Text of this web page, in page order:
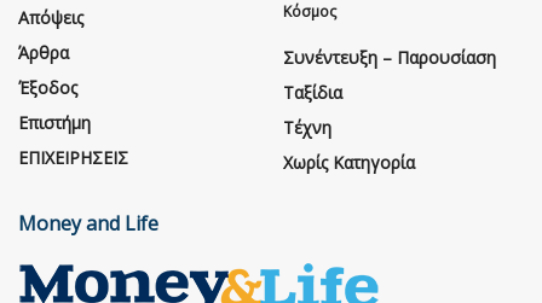
Απόψεις
Άρθρα
Έξοδος
Επιστήμη
ΕΠΙΧΕΙΡΗΣΕΙΣ
Κόσμος
Συνέντευξη – Παρουσίαση
Ταξίδια
Τέχνη
Χωρίς Κατηγορία
Money and Life